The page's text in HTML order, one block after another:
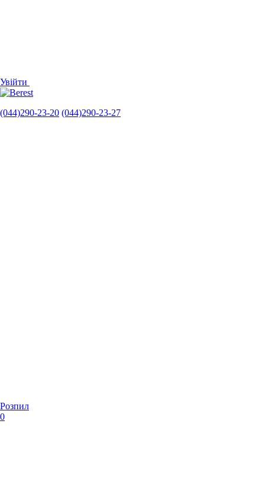
Увійти
(044)290-23-20 (044)290-23-27
Розпил
0